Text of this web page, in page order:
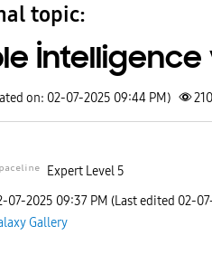
topic:
İntelligence
on: 02-07-2025 09:44 PM) 210
Expert Level 5
07-2025 09:37 PM (Last edited ‎02-
Gallery